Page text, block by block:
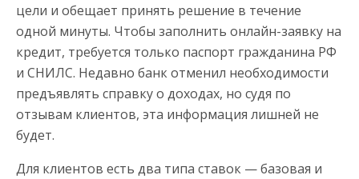
цели и обещает принять решение в течение
одной минуты. Чтобы заполнить онлайн-заявку на
кредит, требуется только паспорт гражданина РФ
и СНИЛС. Недавно банк отменил необходимости
предъявлять справку о доходах, но судя по
отзывам клиентов, эта информация лишней не
будет.
Для клиентов есть два типа ставок — базовая и